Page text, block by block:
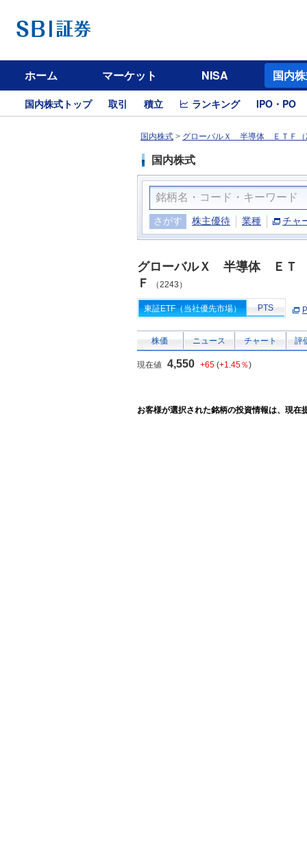
ホーム マーケット NISA 国内
国内株式トップ 取引 積立 ランキング IPO・PO
国内株式 > グローバルＸ 半導体 ＥＴＦ（
国内株式
さがす 株主優待 業種 チャ
グローバルＸ 半導体 ＥＴ
Ｆ
（2243）
東証ETF（当社優先市場） PTS
株価 ニュース チャート 評
現在値 4,550 +65 (+1.45％)
お客様が選択された銘柄の投資情報は、現在